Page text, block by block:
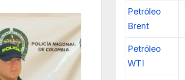
Petróleo
Brent
Petróleo
WTI